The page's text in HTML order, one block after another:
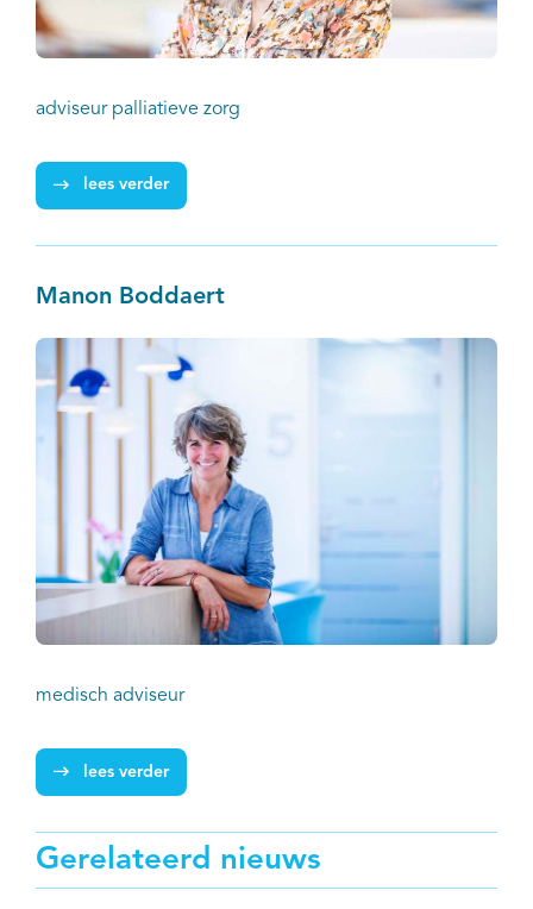
adviseur palliatieve zorg
lees verder
Manon Boddaert
medisch adviseur
lees verder
Gerelateerd nieuws